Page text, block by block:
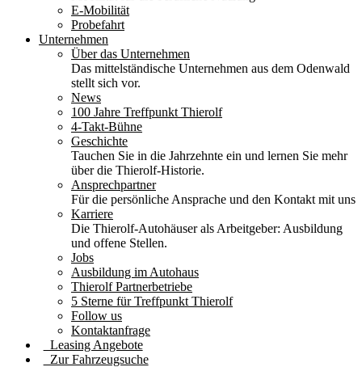
E-Mobilität
Probefahrt
Unternehmen
Über das Unternehmen
Das mittelständische Unternehmen aus dem Odenwald
stellt sich vor.
News
100 Jahre Treffpunkt Thierolf
4-Takt-Bühne
Geschichte
Tauchen Sie in die Jahrzehnte ein und lernen Sie mehr
über die Thierolf-Historie.
Ansprechpartner
Für die persönliche Ansprache und den Kontakt mit uns
Karriere
Die Thierolf-Autohäuser als Arbeitgeber: Ausbildung
und offene Stellen.
Jobs
Ausbildung im Autohaus
Thierolf Partnerbetriebe
5 Sterne für Treffpunkt Thierolf
Follow us
Kontaktanfrage
Leasing Angebote
Zur Fahrzeugsuche